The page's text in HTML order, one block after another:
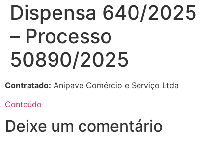
Dispensa 640/2025
– Processo
50890/2025
Contratado: Anipave Comércio e Serviço Ltda
Conteúdo
Deixe um comentário